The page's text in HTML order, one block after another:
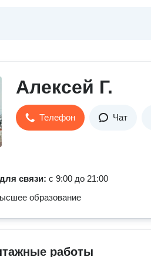
Алексей Г.
Телефон Чат
связи: с 9:00 до 21:00
образование
работы